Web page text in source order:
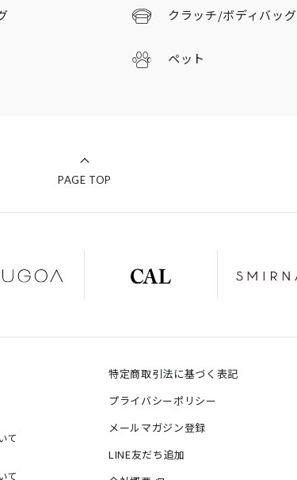
クラッチ/ボディバッグ
ペット
PAGE TOP
て
て
特定商取引法に基づく表記
プライバシーポリシー
メールマガジン登録
LINE友だち追加